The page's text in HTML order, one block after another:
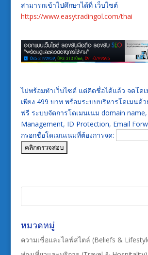
สามารถเข้าไปศึกษาได้ที่ เว็บไซต์
https://www.easytradingol.com/thai
ไม่พร้อมทำเว็บไซต์ แต่คิดชื่อได้แล้ว จดโด
เพียง 499 บาท พร้อมระบบบริหารโดเมนด้
ฟรี ระบบจัดการโดเมนเนม domain name,
Management, ID Protection, Email
กรอกชื่อโดเมนเนมที่ต้องการจด:
หมวดหมู่
ความเชื่อและไลฟ์สไตล์ (Beliefs &